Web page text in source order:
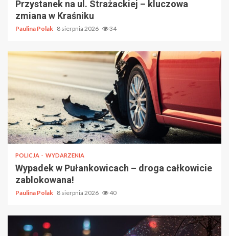
Przystanek na ul. Strażackiej – kluczowa
zmiana w Kraśniku
Paulina Polak 8 sierpnia 2026 34
POLICJA WYDARZENIA
Wypadek w Pułankowicach – droga całkowicie
zablokowana!
Paulina Polak 8 sierpnia 2026 40